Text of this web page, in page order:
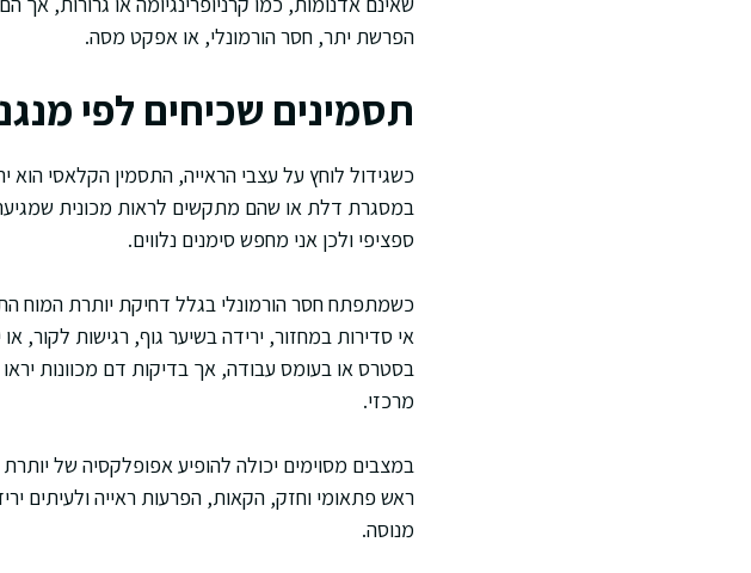
הפרשת יתר, חסר הורמונלי, או אפקט מסה.
תסמינים שכיחים לפי
כשגידול לוחץ על עצבי הראייה, התסמין הקלאסי
במסגרת דלת או שהם מתקשים לראות מכונית
ספציפי ולכן אני מחפש סימנים נלווים.
כשמתפתח חסר הורמונלי בגלל דחיקת יותרת המוח
אי סדירות במחזור, ירידה בשיער גוף, רגישות לקור,
בסטרס או בעומס עבודה, אך בדיקות דם מכוונות
מרכזי.
במצבים מסוימים יכולה להופיע אפופלקסיה של
ראש פתאומי וחזק, הקאות, הפרעות ראייה ולעיתים
מנוסה.